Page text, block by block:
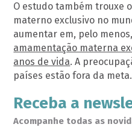
O estudo também trouxe
materno exclusivo no
aumentar em, pelo
amamentação materna
anos de vida. A
países estão fora da meta.
Receba a
Acompanhe todas as